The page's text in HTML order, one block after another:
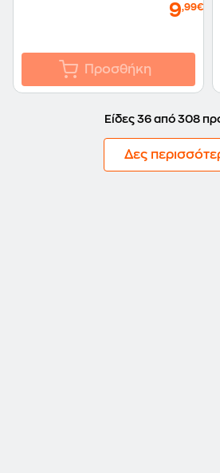
9,99€
Προσθήκη
Είδες 36 από 308
Δες